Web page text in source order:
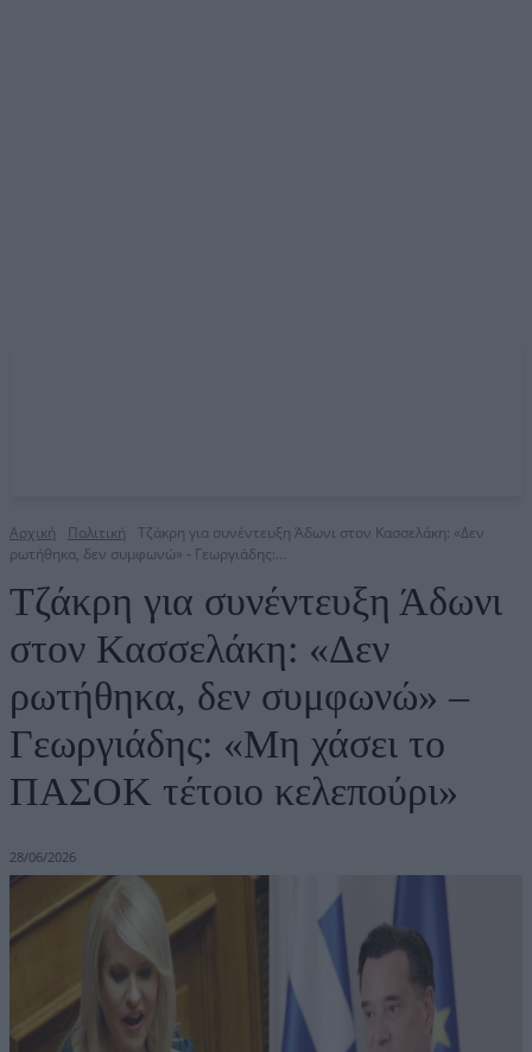
Αρχική Πολιτική
Τζάκρη για συνέντευξη Άδωνι στον Κασσελάκη: «Δεν
ρωτήθηκα, δεν συμφωνώ» - Γεωργιάδης:...
Τζάκρη για συνέντευξη Άδωνι
στον Κασσελάκη: «Δεν
ρωτήθηκα, δεν συμφωνώ» –
Γεωργιάδης: «Μη χάσει το
ΠΑΣΟΚ τέτοιο κελεπούρι»
28/06/2026